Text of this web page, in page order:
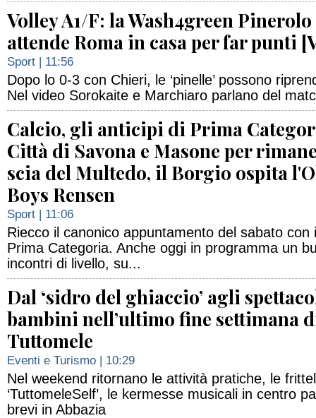
Volley A1/F: la Wash4green Pinerolo
attende Roma in casa per far punti
Sport | 11:56
Dopo lo 0-3 con Chieri, le ‘pinelle’ possono
Nel video Sorokaite e Marchiaro parlano del
Calcio, gli anticipi di Prima
Città di Savona e Masone per
scia del Multedo, il Borgio ospita
Boys Rensen
Sport | 11:06
Riecco il canonico appuntamento del sabato con
Prima Categoria. Anche oggi in programma un
incontri di livello, su...
Dal ‘sidro del ghiaccio’ agli
bambini nell’ultimo fine settimana
Tuttomele
Eventi e Turismo | 10:29
Nel weekend ritornano le attività pratiche, le
‘TuttomeleSelf’, le kermesse musicali in centro
brevi in Abbazia